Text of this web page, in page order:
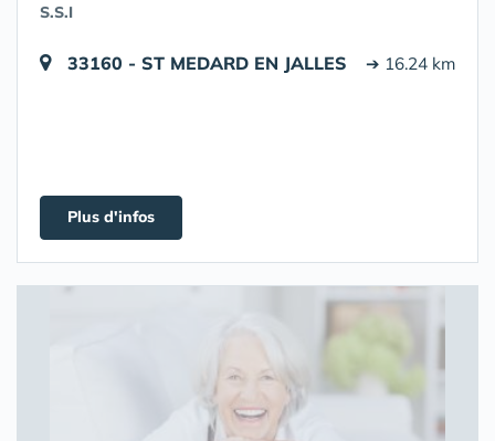
S.S.I
33160 - ST MEDARD EN JALLES ➔ 16.24 km
Plus d'infos